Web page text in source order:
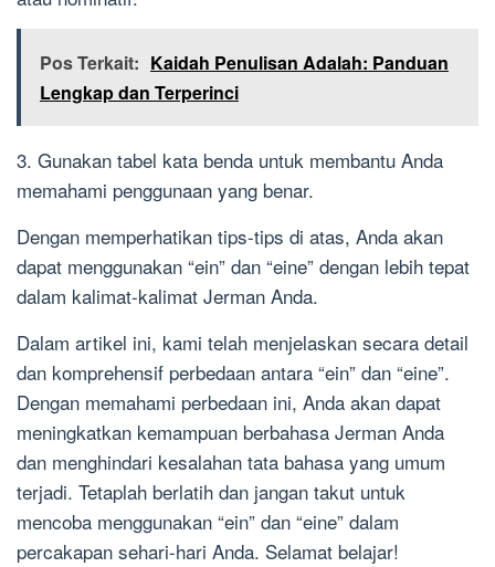
Pos Terkait: Kaidah Penulisan Adalah: Panduan
Lengkap dan Terperinci
3. Gunakan tabel kata benda untuk membantu Anda
memahami penggunaan yang benar.
Dengan memperhatikan tips-tips di atas, Anda akan
dapat menggunakan “ein” dan “eine” dengan lebih tepat
dalam kalimat-kalimat Jerman Anda.
Dalam artikel ini, kami telah menjelaskan secara detail
dan komprehensif perbedaan antara “ein” dan “eine”.
Dengan memahami perbedaan ini, Anda akan dapat
meningkatkan kemampuan berbahasa Jerman Anda
dan menghindari kesalahan tata bahasa yang umum
terjadi. Tetaplah berlatih dan jangan takut untuk
mencoba menggunakan “ein” dan “eine” dalam
percakapan sehari-hari Anda. Selamat belajar!